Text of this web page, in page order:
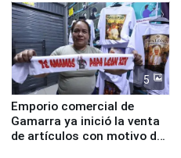
educación, salud y empleo
5
Emporio comercial de
Gamarra ya inició la venta
de artículos con motivo de